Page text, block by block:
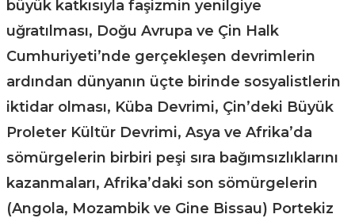
büyük katkısıyla faşizmin yenilgiye
uğratılması, Doğu Avrupa ve Çin Halk
Cumhuriyeti’nde gerçekleşen devrimlerin
ardından dünyanın üçte birinde sosyalistlerin
iktidar olması, Küba Devrimi, Çin’deki Büyük
Proleter Kültür Devrimi, Asya ve Afrika’da
sömürgelerin birbiri peşi sıra bağımsızlıklarını
kazanmaları, Afrika’daki son sömürgelerin
(Angola, Mozambik ve Gine Bissau) Portekiz